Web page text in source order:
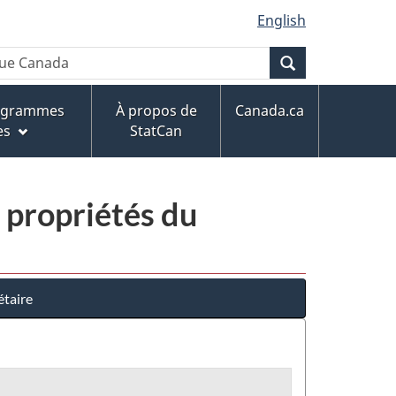
English
À propos de
StatCan
Canada.ca
du